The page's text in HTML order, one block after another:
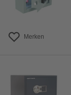
Merken